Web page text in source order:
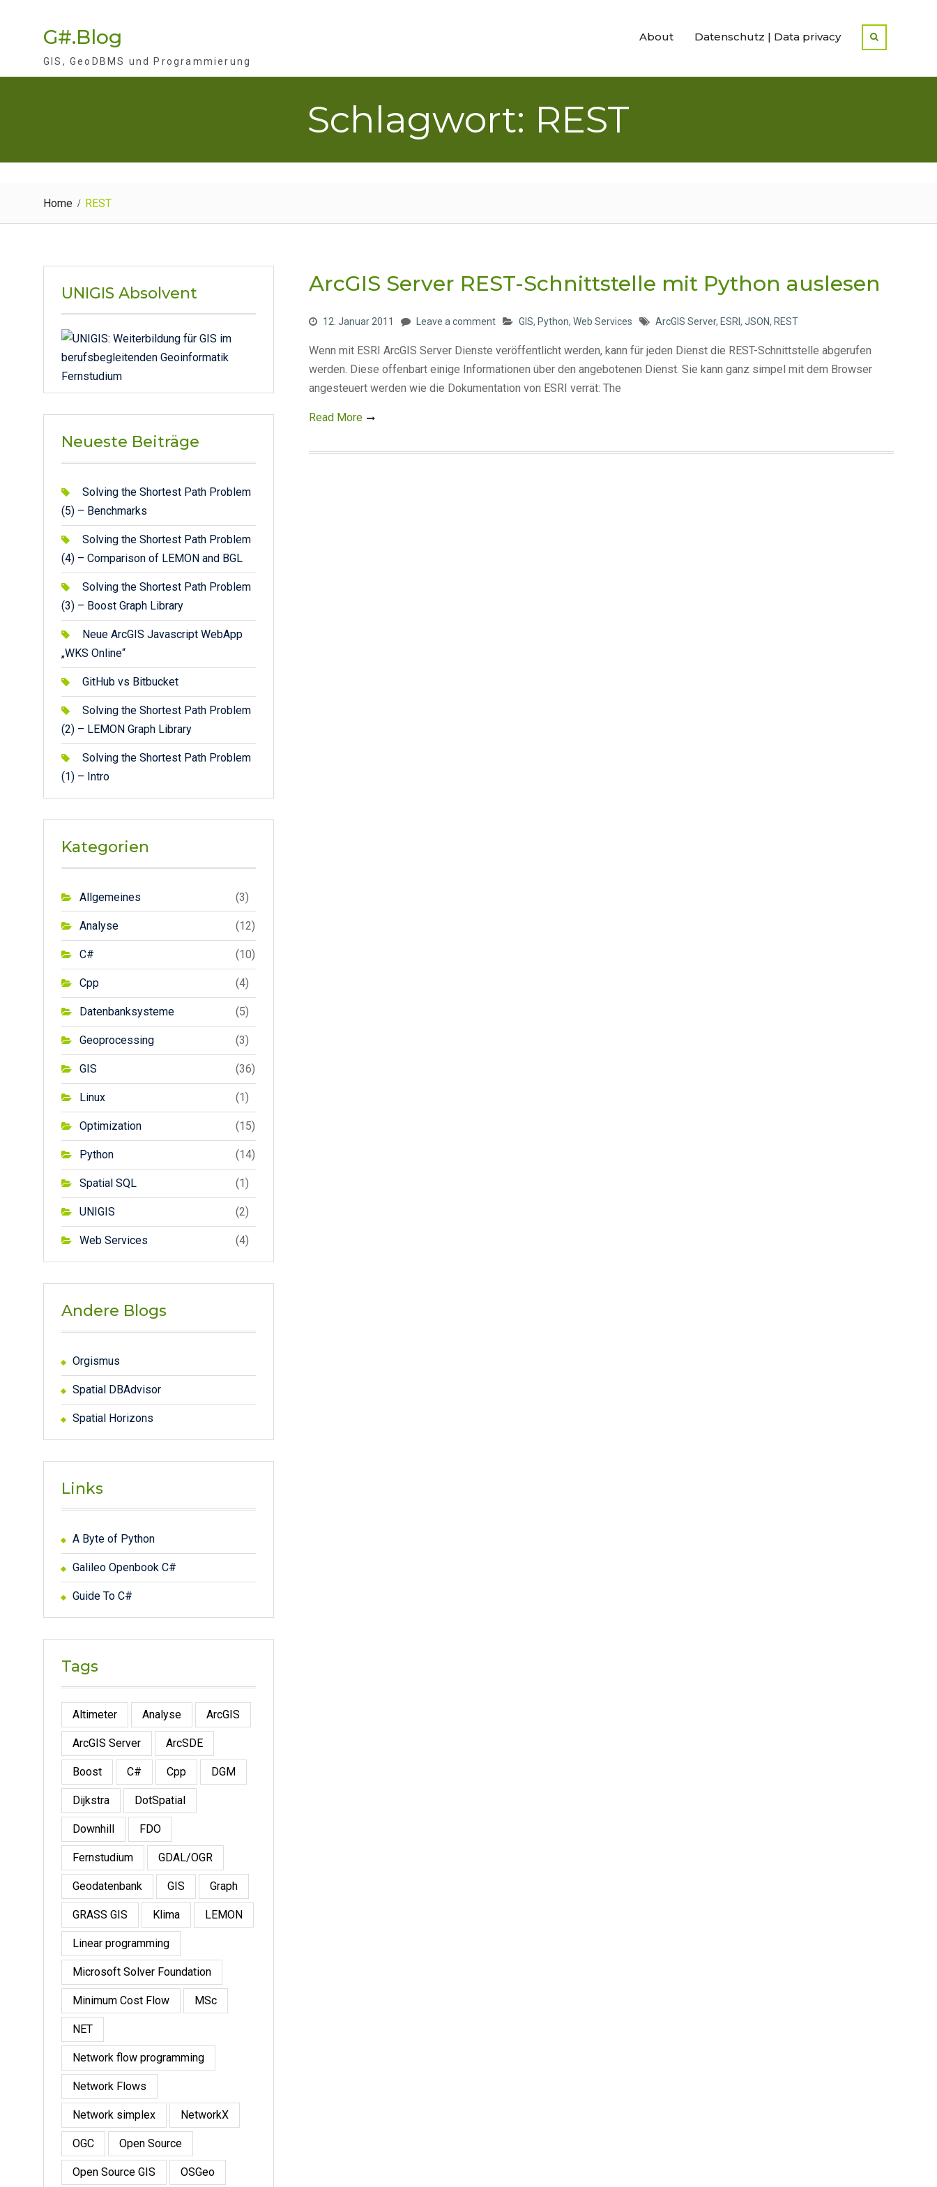
G#.Blog
GIS, GeoDBMS und Programmierung
About Datenschutz | Data privacy
Schlagwort: REST
Home REST
ArcGIS Server REST-Schnittstelle mit Python auslesen
12. Januar 2011 Leave a comment GIS, Python, Web Services ArcGIS Server, ESRI , JSON, REST
Wenn mit ESRI ArcGIS Server Dienste veröffentlicht werden, kann für jeden Dienst die REST-Schnittstelle abgerufen
werden. Diese offenbart einige Informationen über den angebotenen Dienst. Sie kann ganz simpel mit dem Browser
angesteuert werden wie die Dokumentation von ESRI verrät: The
Read More
UNIGIS Absolvent
Neueste Beiträge
Solving the Shortest Path Problem
(5) – Benchmarks
Solving the Shortest Path Problem
(4) – Comparison of LEMON and BGL
Solving the Shortest Path Problem
(3) – Boost Graph Library
Neue ArcGIS Javascript WebApp
„WKS Online“
GitHub vs Bitbucket
Solving the Shortest Path Problem
(2) – LEMON Graph Library
Solving the Shortest Path Problem
(1) – Intro
Kategorien
Allgemeines (3)
Analyse (12)
C# (10)
Cpp (4)
Datenbanksysteme (5)
Geoprocessing (3)
GIS (36)
Linux (1)
Optimization (15)
Python (14)
Spatial SQL (1)
UNIGIS (2)
Web Services (4)
Andere Blogs
Orgismus
Spatial DBAdvisor
Spatial Horizons
Links
A Byte of Python
Galileo Openbook C#
Guide To C#
Tags
Altimeter Analyse ArcGIS
ArcGIS Server ArcSDE
Boost C# Cpp DGM
Dijkstra DotSpatial
Downhill FDO
Fernstudium GDAL/OGR
Geodatenbank GIS Graph
GRASS GIS Klima LEMON
Linear programming
Microsoft Solver Foundation
Minimum Cost Flow MSc
NET
Network flow programming
Network Flows
Network simplex NetworkX
OGC Open Source
Open Source GIS OSGeo